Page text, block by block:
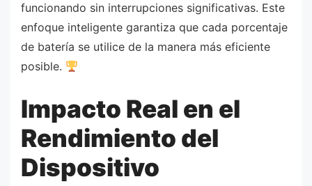
funcionando sin interrupciones significativas. Este
enfoque inteligente garantiza que cada porcentaje
de batería se utilice de la manera más eficiente
posible.
Impacto Real en el
Rendimiento del
Dispositivo